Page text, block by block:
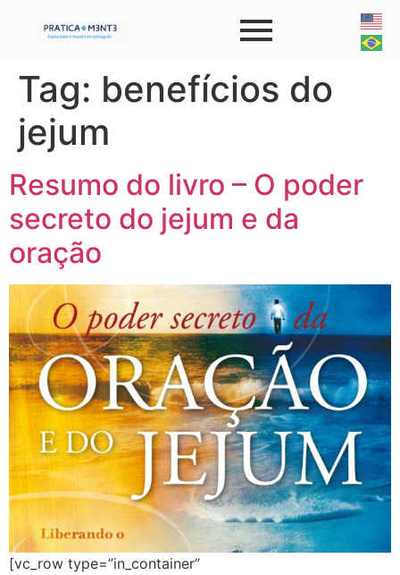
Tag: benefícios do
jejum
Resumo do livro – O poder
secreto do jejum e da
oração
[vc_row type=”in_container”